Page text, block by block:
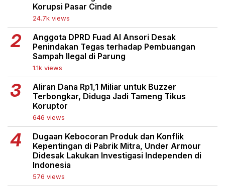
Korupsi Pasar Cinde
24.7k views
Anggota DPRD Fuad Al Ansori Desak
Penindakan Tegas terhadap Pembuangan
Sampah Ilegal di Parung
1.1k views
Aliran Dana Rp1,1 Miliar untuk Buzzer
Terbongkar, Diduga Jadi Tameng Tikus
Koruptor
646 views
Dugaan Kebocoran Produk dan Konflik
Kepentingan di Pabrik Mitra, Under Armour
Didesak Lakukan Investigasi Independen di
Indonesia
576 views